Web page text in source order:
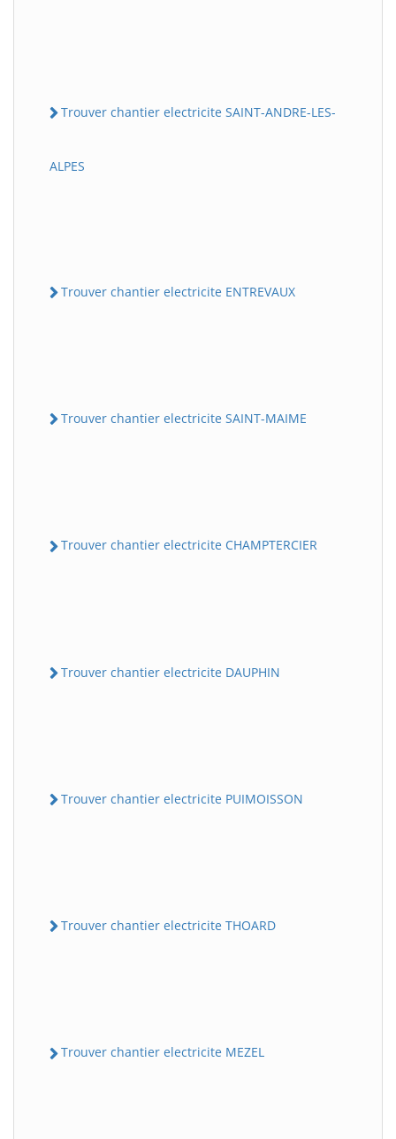
Trouver chantier electricite SAINT-ANDRE-LES-
ALPES
Trouver chantier electricite ENTREVAUX
Trouver chantier electricite SAINT-MAIME
Trouver chantier electricite CHAMPTERCIER
Trouver chantier electricite DAUPHIN
Trouver chantier electricite PUIMOISSON
Trouver chantier electricite THOARD
Trouver chantier electricite MEZEL